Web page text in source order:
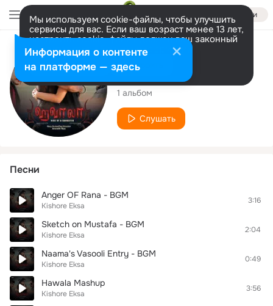
Войти
Мы используем cookie-файлы, чтобы улучшить
сервисы для вас. Если ваш возраст менее 13 лет,
настроить cookie-файлы должен ваш законный
представитель. Больше информации
Разрешить все Настроить
Исполнитель
Kishore Eksa
1 альбом
Слушать
Песни
Anger OF Rana - BGM
Kishore Eksa
3:16
Sketch on Mustafa - BGM
Kishore Eksa
2:04
Naama's Vasooli Entry - BGM
Kishore Eksa
0:49
Hawala Mashup
Kishore Eksa
3:56
Информация о контенте
на платформе — здесь